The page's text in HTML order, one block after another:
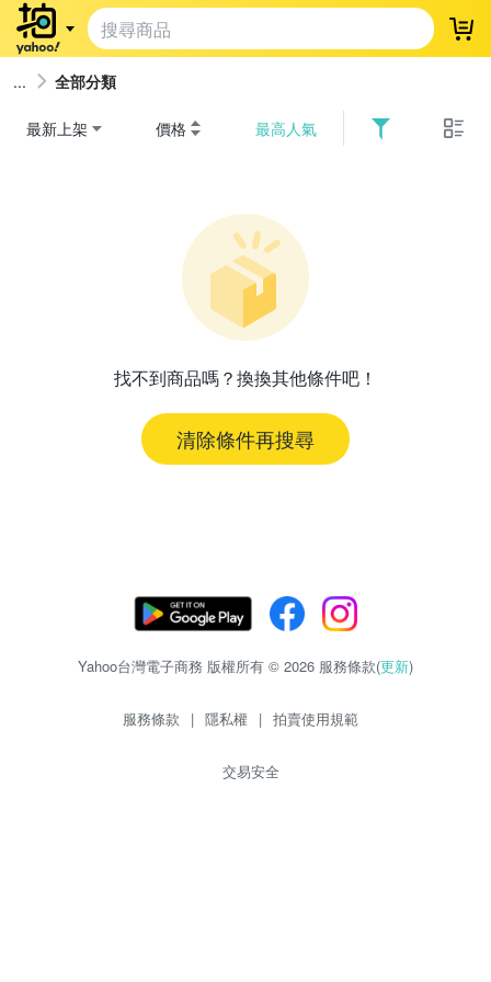
登
全部分類
最新上架 價格 最高人氣
找不到商品嗎？換換其他條件吧！
清除條件再搜尋
Yahoo台灣電子商務 版權所有 © 2026 服務條款(更新)
服務條款 | 隱私權 | 拍賣使用規範
交易安全